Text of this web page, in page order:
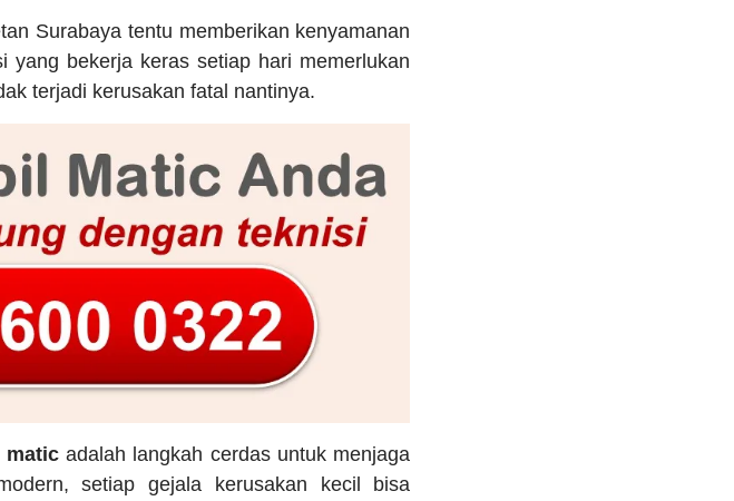
Surabaya tentu memberikan kenyamanan
yang bekerja keras setiap hari memerlukan
terjadi kerusakan fatal nantinya.
maticadalah langkah cerdas untuk menjaga
setiap gejala kerusakan kecil bisa